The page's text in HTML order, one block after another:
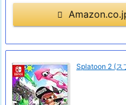
Splatoon 2 (ス